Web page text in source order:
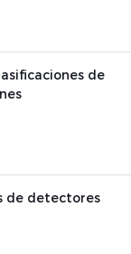
de
de detectores